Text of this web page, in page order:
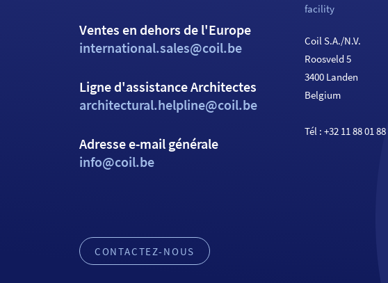
Ventes en dehors de l'Europe
international.sales@coil.be
Ligne d'assistance Architectes
architectural.helpline@coil.be
Adresse e-mail générale
info@coil.be
facility
Coil S.A./N.V.
Roosveld 5
3400 Landen
Belgium
Tél : +32 11 88 01 88
CONTACTEZ-NOUS